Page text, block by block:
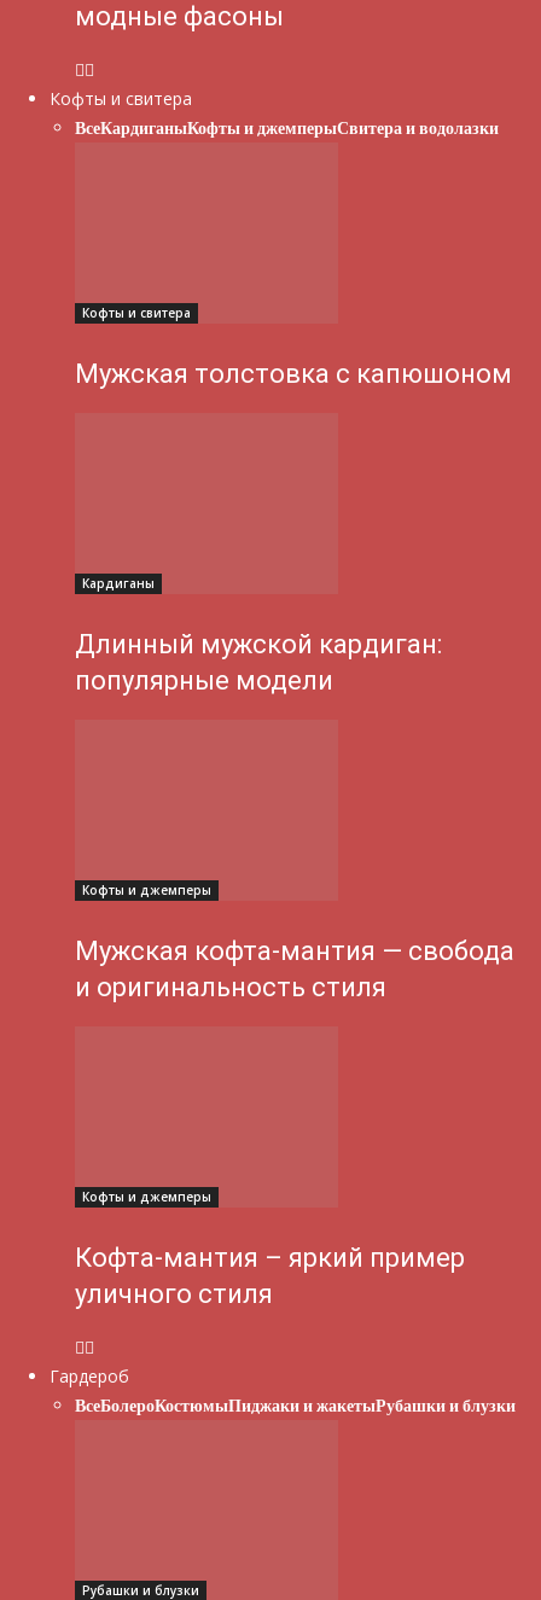
модные фасоны
Кофты и свитера
ВсеКардиганыКофты и джемперыСвитера и водолазки
Кофты и свитера
Мужская толстовка с капюшоном
Кардиганы
Длинный мужской кардиган:
популярные модели
Кофты и джемперы
Мужская кофта-мантия — свобода
и оригинальность стиля
Кофты и джемперы
Кофта-мантия – яркий пример
уличного стиля
Гардероб
ВсеБолероКостюмыПиджаки и жакетыРубашки и блузки
Рубашки и блузки